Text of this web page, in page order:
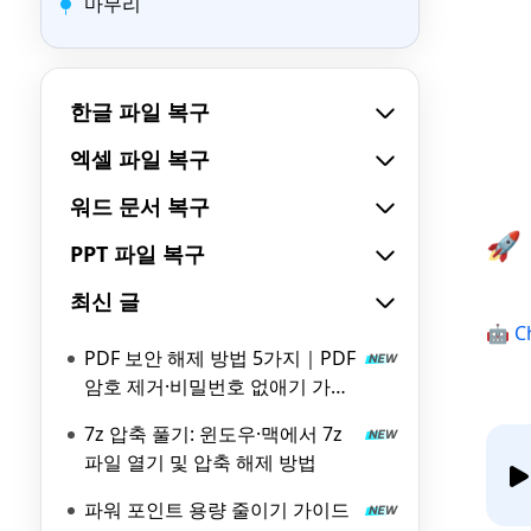
한글 파일 복구
엑셀 파일 복구
워드 문서 복구
PPT 파일 복구
최신 글
PDF 보안 해제 방법 5가지｜PDF
암호 제거·비밀번호 없애기 가이
7z 압축 풀기: 윈도우·맥에서 7z
파일 열기 및 압축 해제 방법
파워 포인트 용량 줄이기 가이드
🚀
🤖